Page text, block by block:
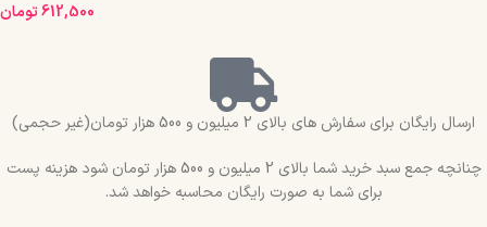
612,500تومان
ارسال رایگان برای سفارش های بالای 2 میلیون و 500 هزار تومان(غیر حجمی)
چنانچه جمع سبد خرید شما بالای 2 میلیون و 500 هزار تومان شود هزینه پست
برای شما به صورت رایگان محاسبه خواهد شد.